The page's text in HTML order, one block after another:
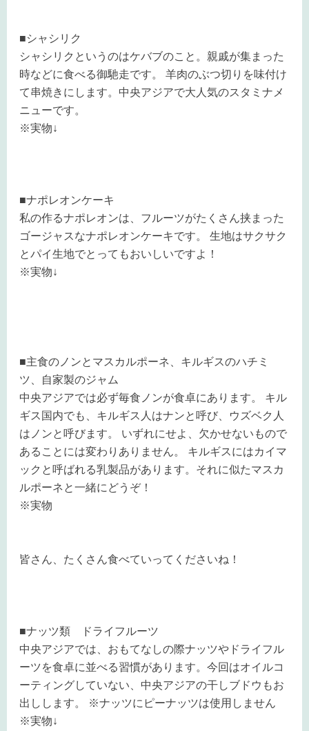
■シャシリク
シャシリクというのはケバブのこと。親戚が集まった
時などに食べる御馳走です。 羊肉のぶつ切りを味付け
て串焼きにします。中央アジアで大人気のスタミナメ
ニューです。
※実物↓
■ナポレオンケーキ
私の作るナポレオンは、フルーツがたくさん挟まった
ゴージャスなナポレオンケーキです。 生地はサクサク
とパイ生地でとってもおいしいですよ！
※実物↓
■主食のノンとマスカルポーネ、キルギスのハチミ
ツ、自家製のジャム
中央アジアでは必ず毎食ノンが食卓にあります。 キル
ギス国内でも、キルギス人はナンと呼び、ウズベク人
はノンと呼びます。 いずれにせよ、欠かせないもので
あることには変わりありません。 キルギスにはカイマ
ックと呼ばれる乳製品があります。それに似たマスカ
ルポーネと一緒にどうぞ！
※実物
皆さん、たくさん食べていってくださいね！
■ナッツ類 ドライフルーツ
中央アジアでは、おもてなしの際ナッツやドライフル
ーツを食卓に並べる習慣があります。今回はオイルコ
ーティングしていない、中央アジアの干しブドウもお
出しします。 ※ナッツにピーナッツは使用しません
※実物↓